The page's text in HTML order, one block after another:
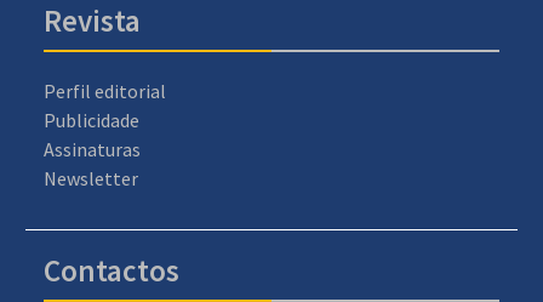
Revista
Perfil editorial
Publicidade
Assinaturas
Newsletter
Contactos